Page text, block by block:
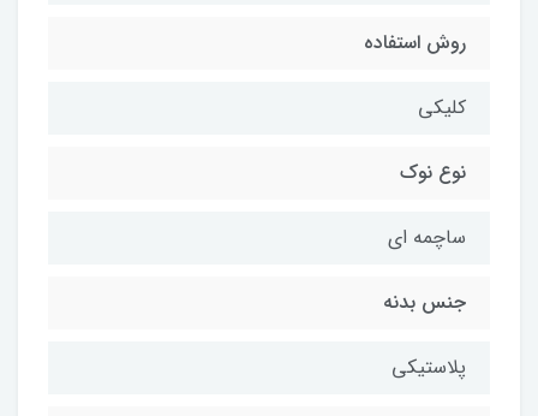
روش استفاده
کلیکی
نوع نوک
ساچمه ای
جنس بدنه
پلاستیکی